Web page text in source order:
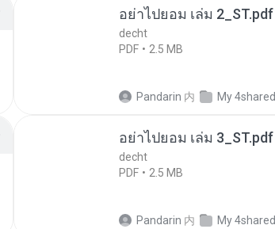
อย่าไปยอม เล่ม 2_ST.pdf
decht
PDF
2.5 MB
Pandarin 内 My 4shared
อย่าไปยอม เล่ม 3_ST.pdf
decht
PDF
2.5 MB
Pandarin 内 My 4shared